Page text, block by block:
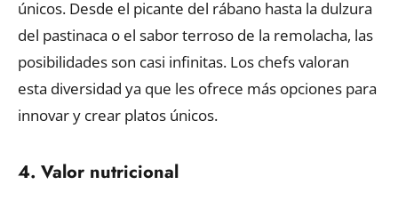
únicos. Desde el picante del rábano hasta la dulzura
del pastinaca o el sabor terroso de la remolacha, las
posibilidades son casi infinitas. Los chefs valoran
esta diversidad ya que les ofrece más opciones para
innovar y crear platos únicos.
4. Valor nutricional